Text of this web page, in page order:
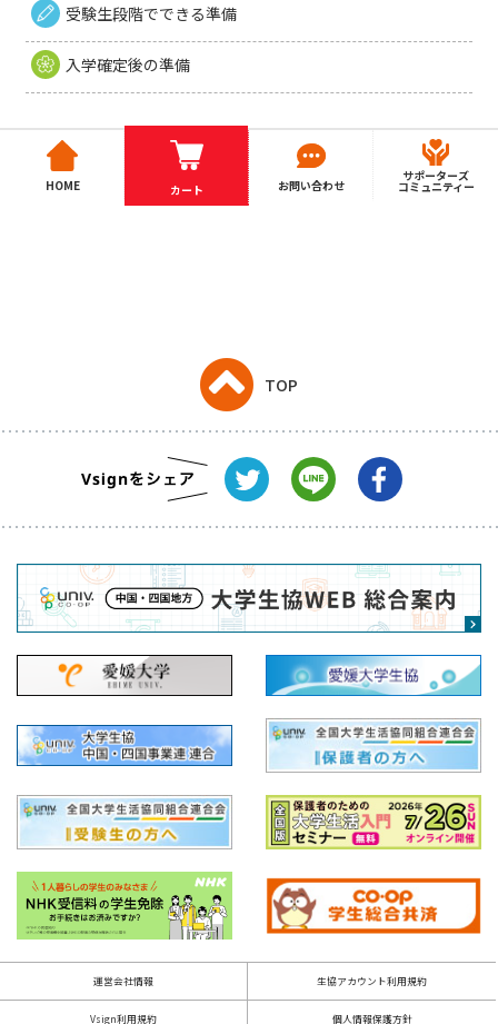
受験生段階でできる準備
入学確定後の準備
HOME カート お問い合わせ
サポーターズ
コミュニティー
TOP
運営会社情報 生協アカウント利用規約
Vsign利用規約 個人情報保護方針